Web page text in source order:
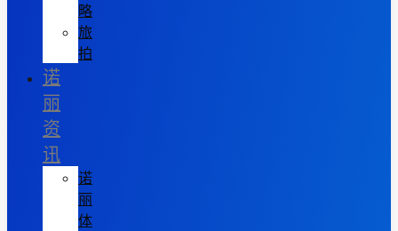
略
旅
拍
诺
丽
资
讯
诺
丽
体